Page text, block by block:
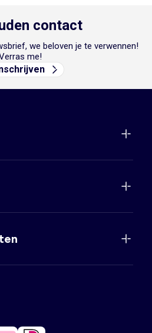
contact
we beloven je te verwennen!
me!